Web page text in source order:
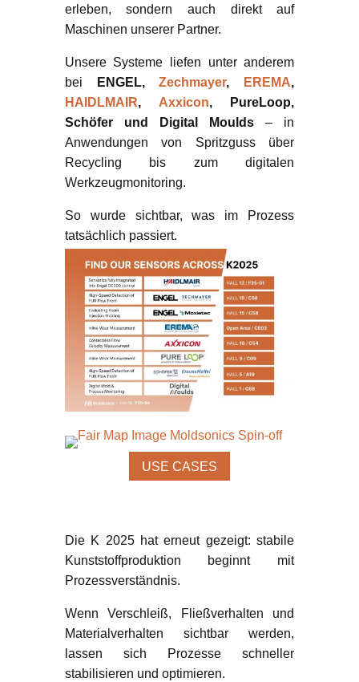
erleben, sondern auch direkt auf
Maschinen unserer Partner.
Unsere Systeme liefen unter anderem
bei
ENGEL,Zechmayer, EREMA,
HAIDLMAIR, Axxicon, PureLoop,
Schöfer und Digital Moulds – in
Anwendungen von Spritzguss über
Recycling bis zum digitalen
Werkzeugmonitoring.
So wurde sichtbar, was im Prozess
tatsächlich passiert.
USE CASES
Die K 2025 hat erneut gezeigt: stabile
Kunststoffproduktion beginnt mit
Prozessverständnis.
Wenn Verschleiß, Fließverhalten und
Materialverhalten sichtbar werden,
lassen sich Prozesse schneller
stabilisieren und optimieren.